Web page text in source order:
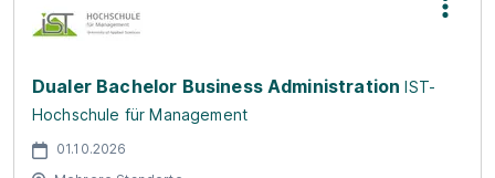
Dualer Bachelor Business Administration IST-
Hochschule für Management
01.10.2026